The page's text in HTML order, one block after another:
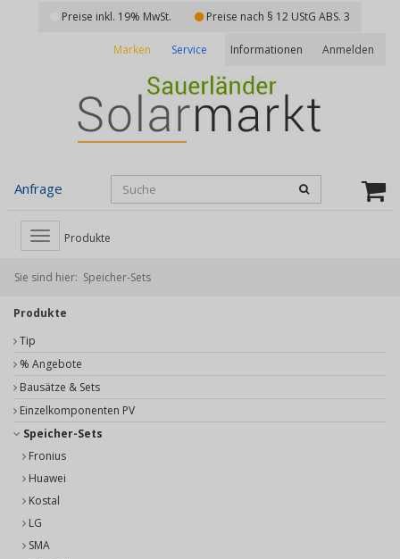
Preise inkl. 19% MwSt. Preise nach § 12 UStG ABS. 3
Informationen Anmelden
Marken Service
Anfrage
Toggle
navigation
Produkte
Sie sind hier: Speicher-Sets
Produkte
Tip
% Angebote
Bausätze & Sets
Einzelkomponenten PV
Speicher-Sets
Fronius
Huawei
Kostal
LG
SMA